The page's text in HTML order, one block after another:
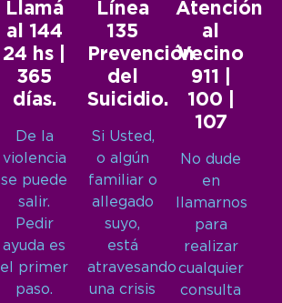
Llamá
al 144
24 hs |
365
días.
De la
violencia
se puede
salir.
Pedir
ayuda es
el primer
paso.
Línea
135
Prevención
del
Suicidio.
Si Usted,
o algún
familiar o
allegado
suyo,
está
atravesando
una crisis
Atención
al
Vecino
911 |
100 |
107
No dude
en
llamarnos
para
realizar
cualquier
consulta